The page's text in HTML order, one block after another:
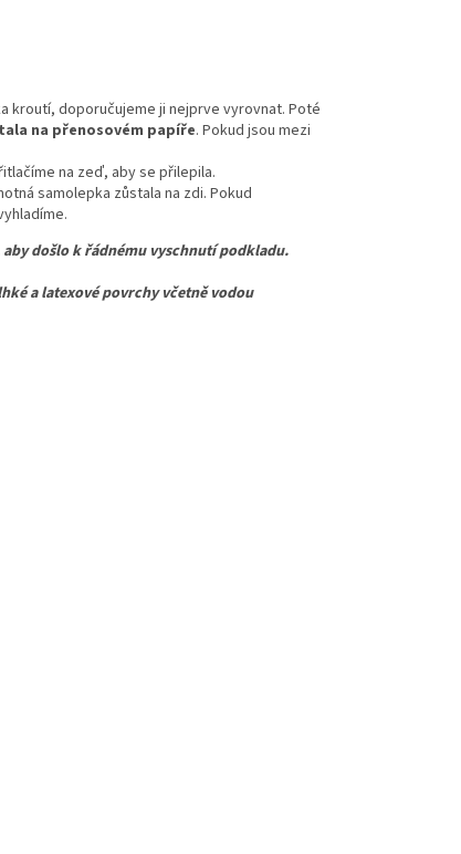
kroutí, doporučujeme ji nejprve vyrovnat. Poté
na přenosovém papíře. Pokud jsou mezi
na zeď, aby se přilepila.
samolepka zůstala na zdi. Pokud
došlo k řádnému vyschnutí podkladu.
a latexové povrchy včetně vodou